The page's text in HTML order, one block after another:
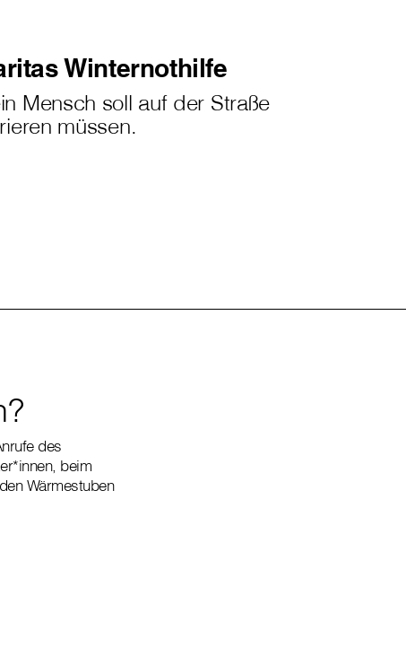
Winternothilfe
Mensch soll auf der Straße
müssen.
des
beim
Wärmestuben